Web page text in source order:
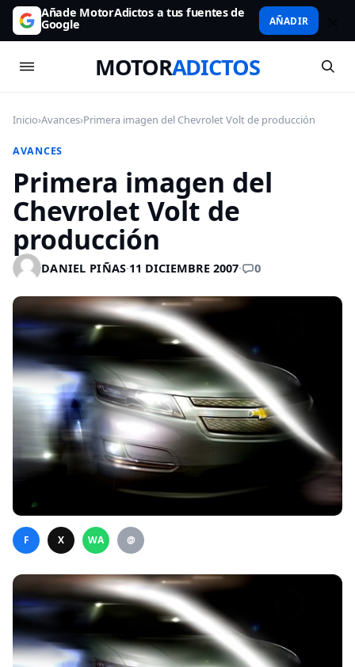
Añade MotorAdictos a tus fuentes de
Google AÑADIR
MOTORADICTOS
Inicio›Avances›Primera imagen del Chevrolet Volt de producción
AVANCES
Primera imagen del
Chevrolet Volt de
producción
DANIEL PIÑAS·11 DICIEMBRE 2007· 0
F X WA @